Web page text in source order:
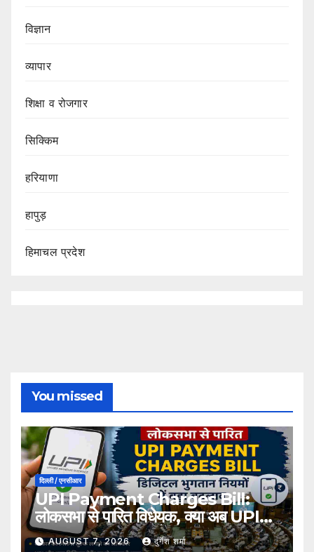
विज्ञान
व्यापार
शिक्षा व रोजगार
सिक्किम
हरियाणा
हापुड़
हिमाचल प्रदेश
You missed
दिल्ली / एनसीआर
UPI Payment Charges Bill:
लोकसभा से पारित विधेयक, क्या अब UPI
भुगतान पर लग सकता है शुल्क?
AUGUST 7, 2026 दुर्गेश शर्मा